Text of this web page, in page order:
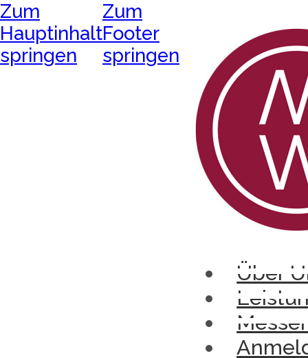
Zum
Hauptinhalt
springen
Zum
Footer
springen
Über